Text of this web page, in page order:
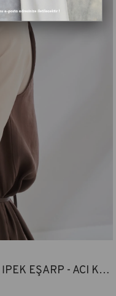
PREMIUM ÇİFT TARAFLI TWILL İPEK EŞARP - ACI KAHVE - KOYU VİZON